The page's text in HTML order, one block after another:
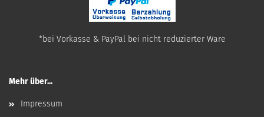
*bei Vorkasse & PayPal bei nicht reduzierter Ware
Mehr über...
Impressum